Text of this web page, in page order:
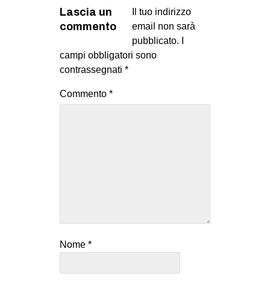
Lascia un
commento
Il tuo indirizzo
email non sarà
pubblicato.
campi obbligatori sono
contrassegnati *
Commento *
Nome *